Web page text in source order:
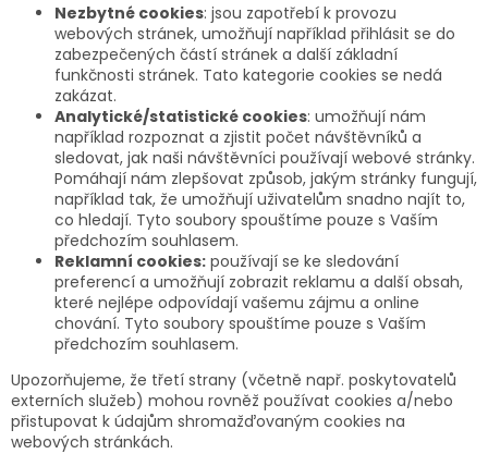
Nezbytné cookies: jsou zapotřebí k provozu
webových stránek, umožňují například přihlásit se do
zabezpečených částí stránek a další základní
funkčnosti stránek. Tato kategorie cookies se nedá
zakázat.
Analytické/statistické cookies: umožňují nám
například rozpoznat a zjistit počet návštěvníků a
sledovat, jak naši návštěvníci používají webové stránky.
Pomáhají nám zlepšovat způsob, jakým stránky fungují,
například tak, že umožňují uživatelům snadno najít to,
co hledají. Tyto soubory spouštíme pouze s Vaším
předchozím souhlasem.
Reklamní cookies: používají se ke sledování
preferencí a umožňují zobrazit reklamu a další obsah,
které nejlépe odpovídají vašemu zájmu a online
chování. Tyto soubory spouštíme pouze s Vaším
předchozím souhlasem.
Upozorňujeme, že třetí strany (včetně např. poskytovatelů
externích služeb) mohou rovněž používat cookies a/nebo
přistupovat k údajům shromažďovaným cookies na
webových stránkách.